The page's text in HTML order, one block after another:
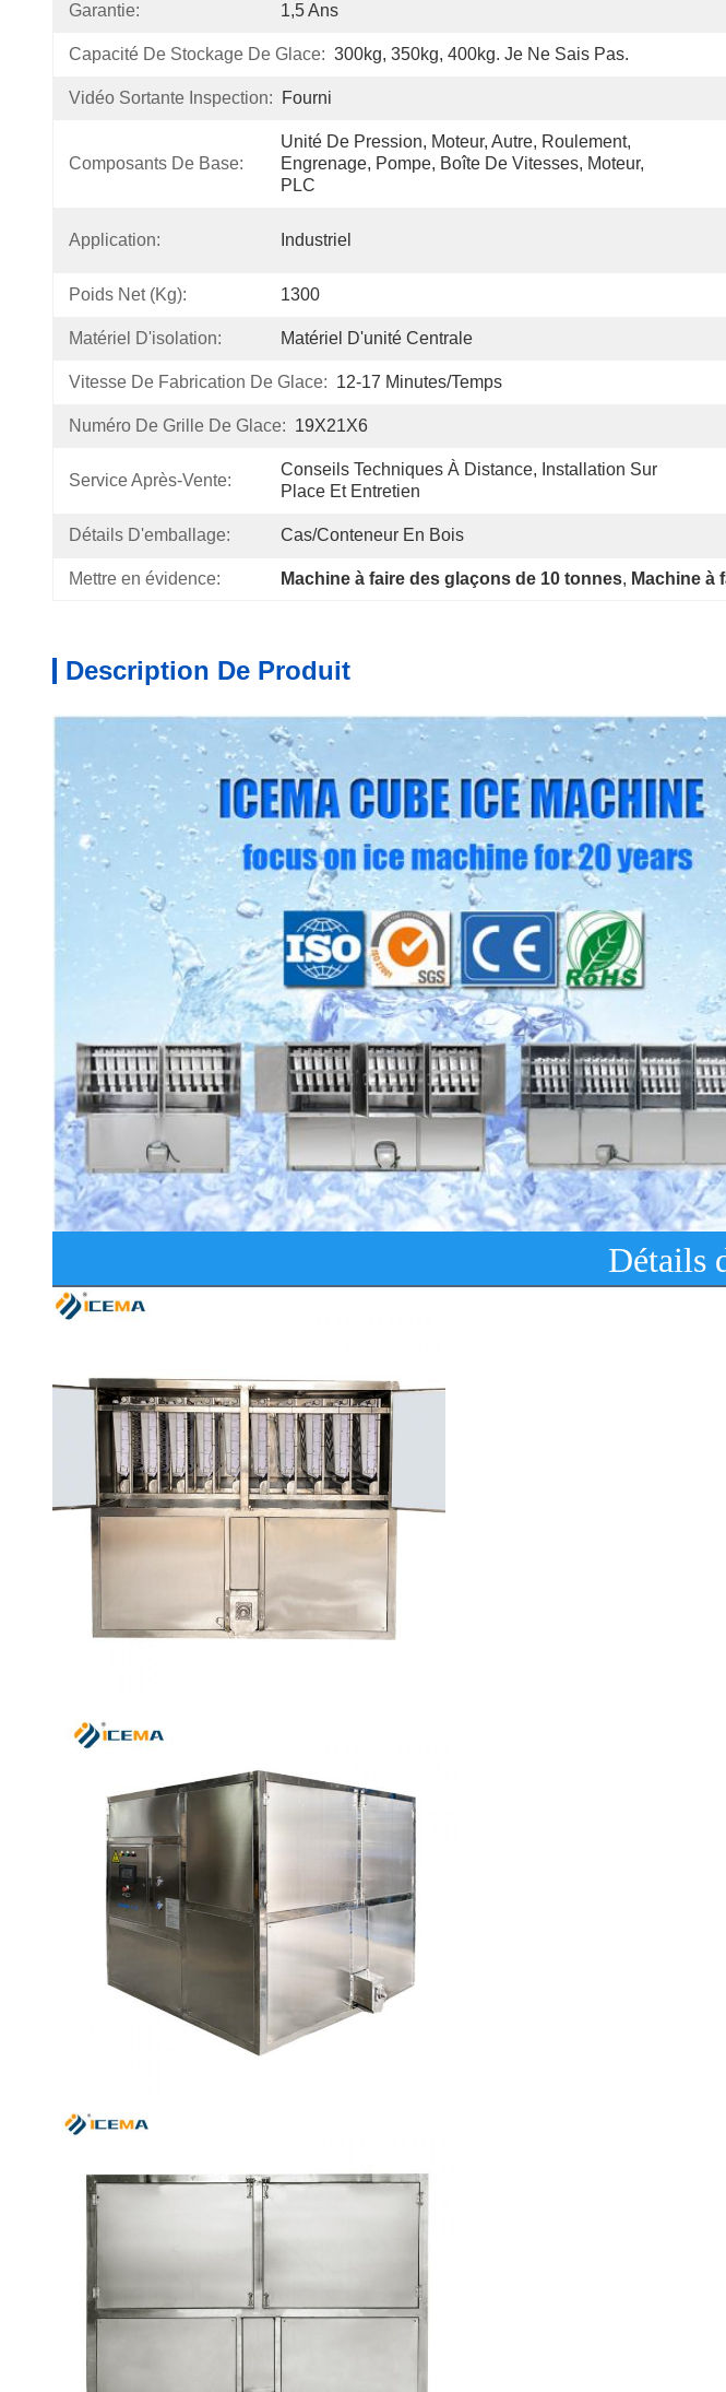
Garantie: 1,5 Ans
Capacité De Stockage De Glace: 300kg, 350kg, 400kg. Je Ne Sais Pas.
Vidéo Sortante Inspection: Fourni
Composants De Base:
Unité De Pression, Moteur, Autre, Roulement,
Engrenage, Pompe, Boîte De Vitesses, Moteur,
PLC
Application: Industriel
Poids Net (kg): 1300
Matériel D'isolation: Matériel D'unité Centrale
Vitesse De Fabrication De Glace: 12-17 Minutes/temps
Numéro De Grille De Glace: 19X21X6
Service Après-Vente:
Conseils Techniques À Distance, Installation Sur
Place Et Entretien
Détails D'emballage: Cas/conteneur En Bois
Mettre en évidence: Machine à faire des glaçons de 10 tonnes, Machine à
Description De Produit
Détails